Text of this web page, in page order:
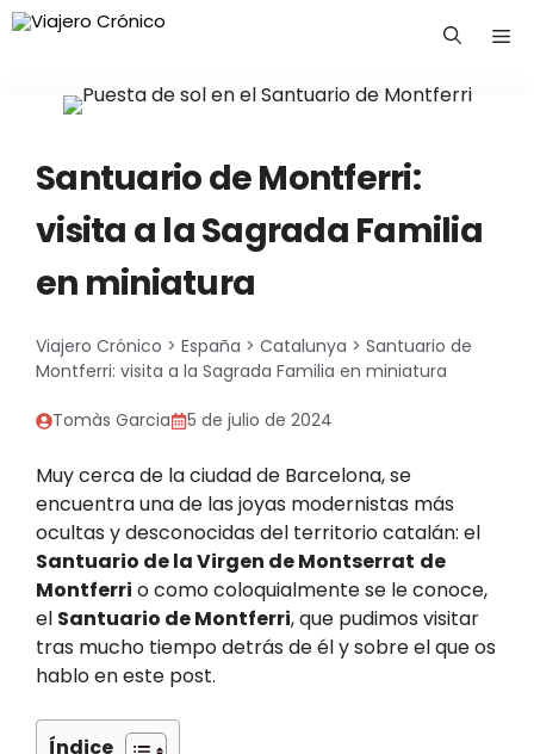
Saltar
Santuario de Montferri:
visita a la Sagrada Familia
en miniatura
Viajero Crónico > España > Catalunya > Santuario de
Montferri: visita a la Sagrada Familia en miniatura
Tomàs Garcia 5 de julio de 2024
Muy cerca de la ciudad de Barcelona, se
encuentra una de las joyas modernistas más
ocultas y desconocidas del territorio catalán: el
Santuario de la Virgen de Montserrat de
Montferri o como coloquialmente se le conoce,
el Santuario de Montferri, que pudimos visitar
tras mucho tiempo detrás de él y sobre el que os
hablo en este post.
Índice